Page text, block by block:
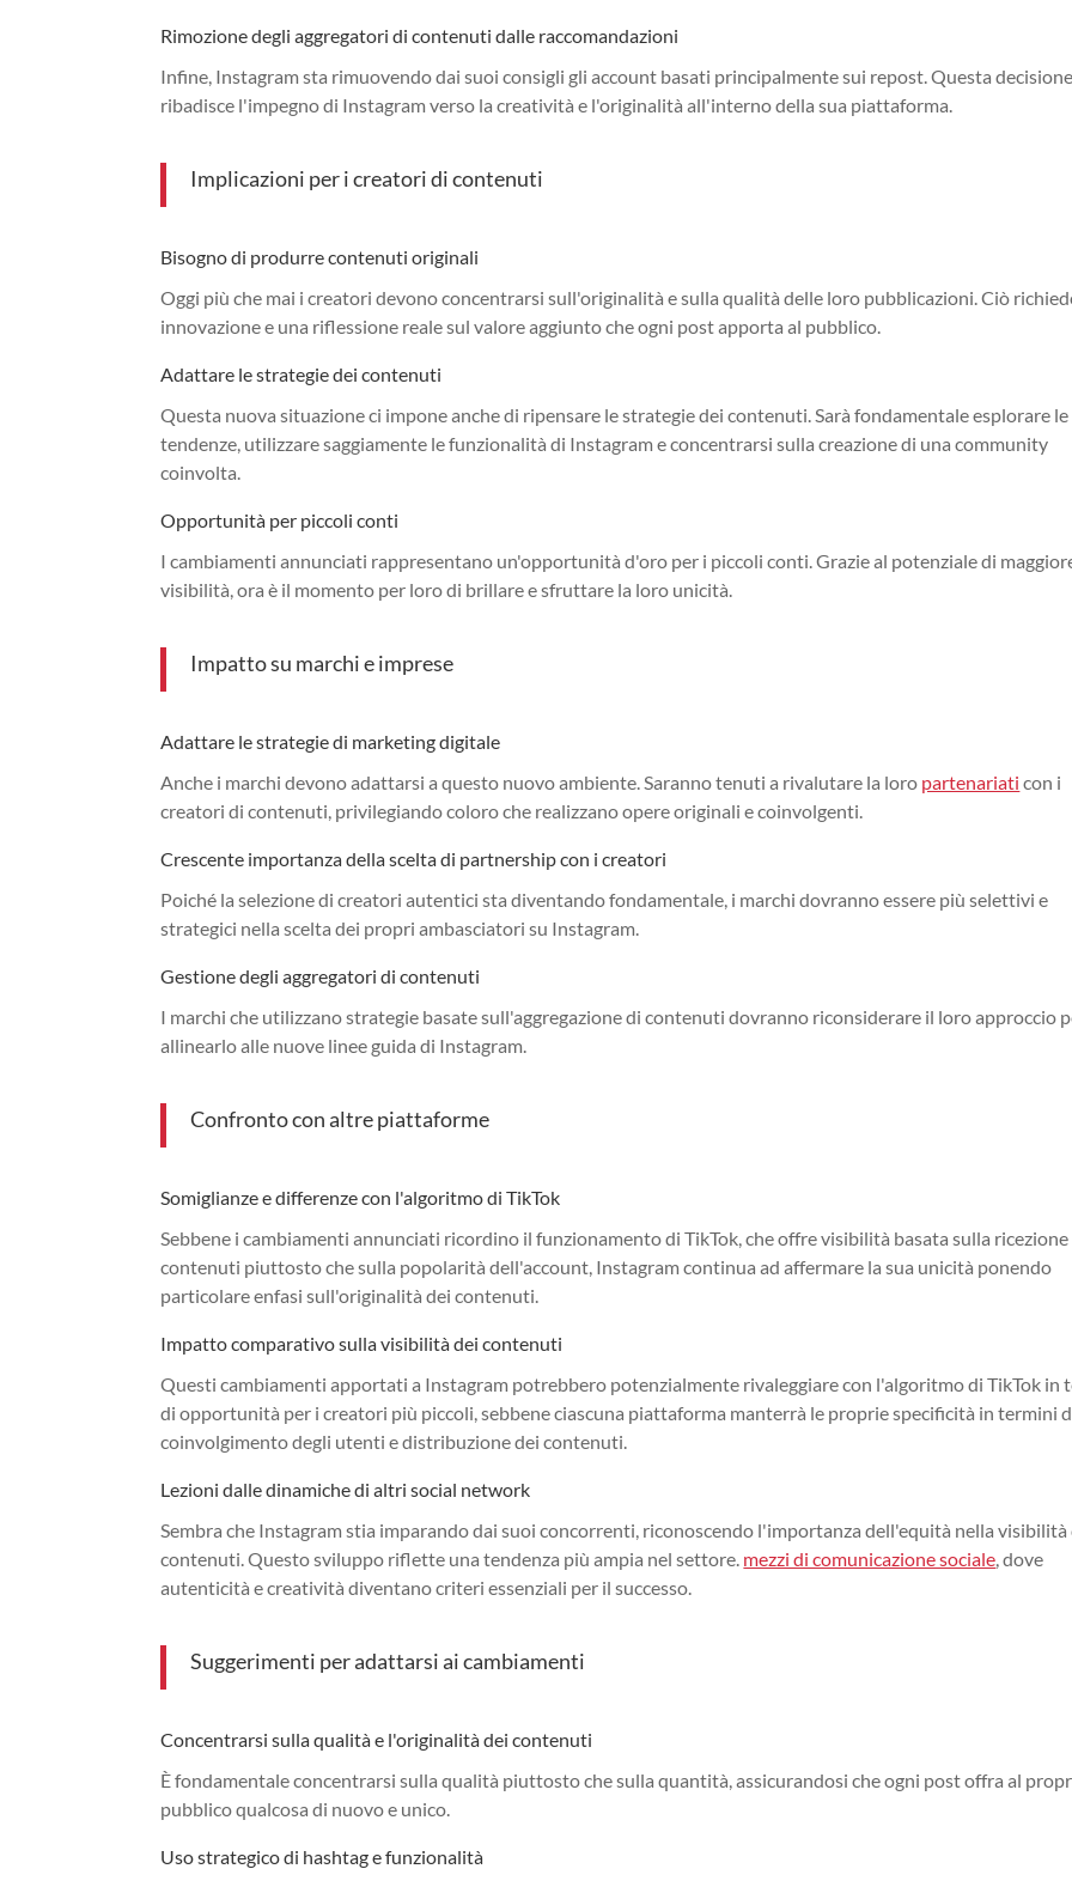
Rimozione degli aggregatori di contenuti dalle raccomandazioni
Infine, Instagram sta rimuovendo dai suoi consigli gli account basati principalmente sui repost. Questa
ribadisce l'impegno di Instagram verso la creatività e l'originalità all'interno della sua piattaforma.
Implicazioni per i creatori di contenuti
Bisogno di produrre contenuti originali
Oggi più che mai i creatori devono concentrarsi sull'originalità e sulla qualità delle loro pubblicazioni. Ciò
innovazione e una riflessione reale sul valore aggiunto che ogni post apporta al pubblico.
Adattare le strategie dei contenuti
Questa nuova situazione ci impone anche di ripensare le strategie dei contenuti. Sarà fondamentale esplorare le
tendenze, utilizzare saggiamente le funzionalità di Instagram e concentrarsi sulla creazione di una community
coinvolta.
Opportunità per piccoli conti
I cambiamenti annunciati rappresentano un'opportunità d'oro per i piccoli conti. Grazie al potenziale di
visibilità, ora è il momento per loro di brillare e sfruttare la loro unicità.
Impatto su marchi e imprese
Adattare le strategie di marketing digitale
Anche i marchi devono adattarsi a questo nuovo ambiente. Saranno tenuti a rivalutare la loro partenariati con i
creatori di contenuti, privilegiando coloro che realizzano opere originali e coinvolgenti.
Crescente importanza della scelta di partnership con i creatori
Poiché la selezione di creatori autentici sta diventando fondamentale, i marchi dovranno essere più selettivi e
strategici nella scelta dei propri ambasciatori su Instagram.
Gestione degli aggregatori di contenuti
I marchi che utilizzano strategie basate sull'aggregazione di contenuti dovranno riconsiderare il loro approccio
allinearlo alle nuove linee guida di Instagram.
Confronto con altre piattaforme
Somiglianze e differenze con l'algoritmo di TikTok
Sebbene i cambiamenti annunciati ricordino il funzionamento di TikTok, che offre visibilità basata sulla
contenuti piuttosto che sulla popolarità dell'account, Instagram continua ad affermare la sua unicità ponendo
particolare enfasi sull'originalità dei contenuti.
Impatto comparativo sulla visibilità dei contenuti
Questi cambiamenti apportati a Instagram potrebbero potenzialmente rivaleggiare con l'algoritmo di TikTok in
di opportunità per i creatori più piccoli, sebbene ciascuna piattaforma manterrà le proprie specificità in termini
coinvolgimento degli utenti e distribuzione dei contenuti.
Lezioni dalle dinamiche di altri social network
Sembra che Instagram stia imparando dai suoi concorrenti, riconoscendo l'importanza dell'equità nella visibilità
contenuti. Questo sviluppo riflette una tendenza più ampia nel settore. mezzi di comunicazione sociale , dove
autenticità e creatività diventano criteri essenziali per il successo.
Suggerimenti per adattarsi ai cambiamenti
Concentrarsi sulla qualità e l'originalità dei contenuti
È fondamentale concentrarsi sulla qualità piuttosto che sulla quantità, assicurandosi che ogni post offra al
pubblico qualcosa di nuovo e unico.
Uso strategico di hashtag e funzionalità